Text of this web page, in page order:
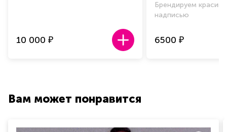
10 000 ₽
Брендируем
надписью
6500 ₽
Вам может понравится